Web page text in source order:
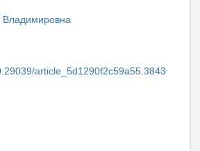
Владимировна
article_5d1290f2c59a55.3843